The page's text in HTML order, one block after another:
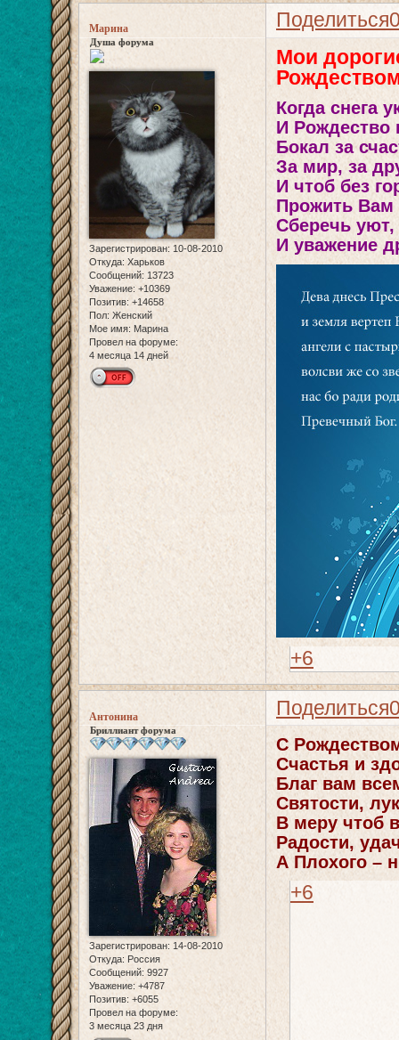
Поделиться
Марина
Душа форума
Зарегистрирован: 10-08-2010
Откуда: Харьков
Сообщений: 13723
Уважение: +10369
Позитив: +14658
Пол: Женский
Мое имя: Марина
Провел на форуме:
4 месяца 14 дней
Мои
Когда снега
И Рождество
Бокал за
За мир, за
И чтоб без
Прожить Вам
Сберечь
И уважение
+6
Поделиться
Антонина
Бриллиант форума
Зарегистрирован: 14-08-2010
Откуда: Россия
Сообщений: 9927
Уважение: +4787
Позитив: +6055
Провел на форуме:
3 месяца 23 дня
С
Счастья и
Благ вам
Святости,
В меру чтоб
Радости,
А Плохого –
+6